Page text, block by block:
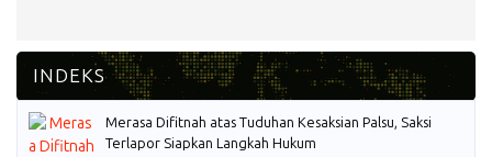
Merasa Difitnah atas Tuduhan Kesaksian Palsu, Saksi
Terlapor Siapkan Langkah Hukum